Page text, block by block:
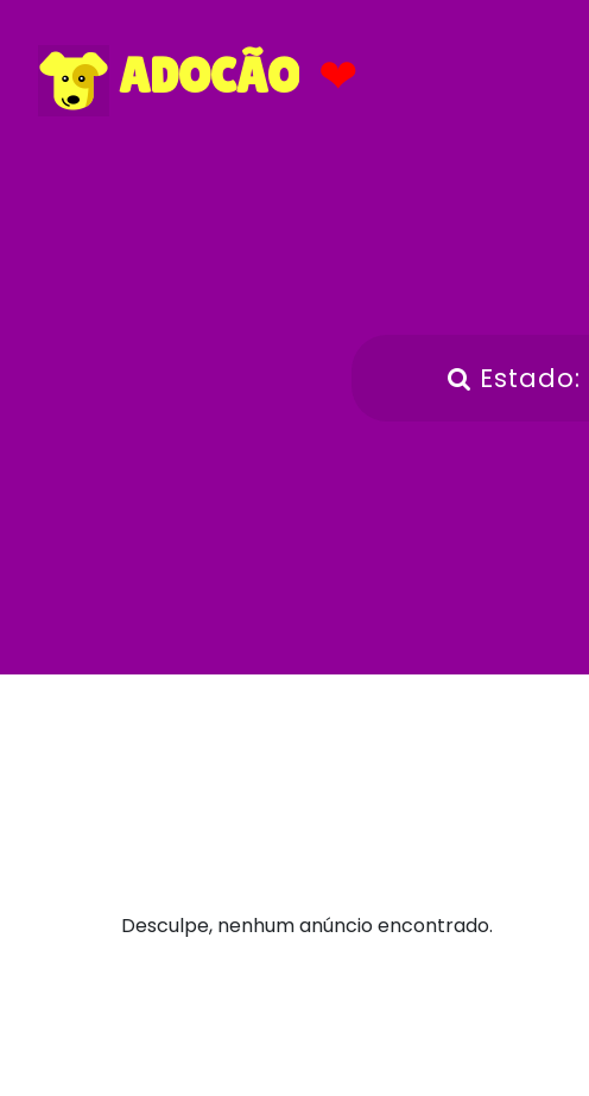
ADOCÃO ❤
Estado:
Desculpe, nenhum anúncio encontrado.